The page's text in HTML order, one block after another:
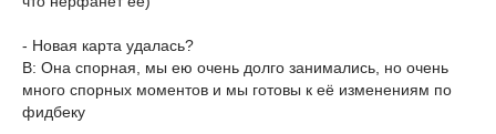
- Новая карта удалась?
В: Она спорная, мы ею очень долго занимались, но очень
много спорных моментов и мы готовы к её изменениям по
фидбеку